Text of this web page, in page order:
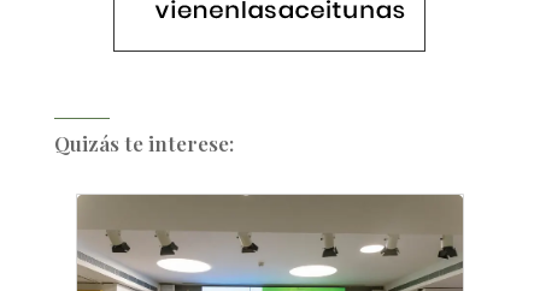
Quizás te interese: